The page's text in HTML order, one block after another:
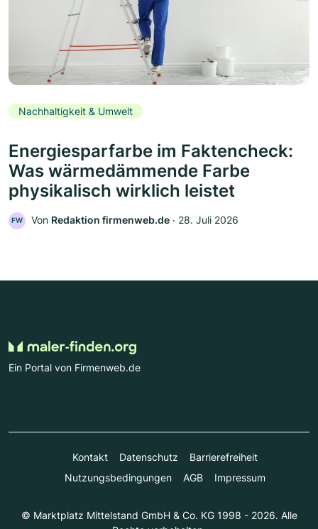
Nachhaltigkeit & Umwelt
Energiesparfarbe im Faktencheck:
Was wärmedämmende Farbe
physikalisch wirklich leistet
FW Von Redaktion firmenweb.de ‧ 28. Juli 2026
Ein Portal von Firmenweb.de
Kontakt Datenschutz
Barrierefreiheit
Nutzungsbedingungen
AGB Impressum
© Marktplatz Mittelstand GmbH & Co. KG 1998 - 2026. Alle